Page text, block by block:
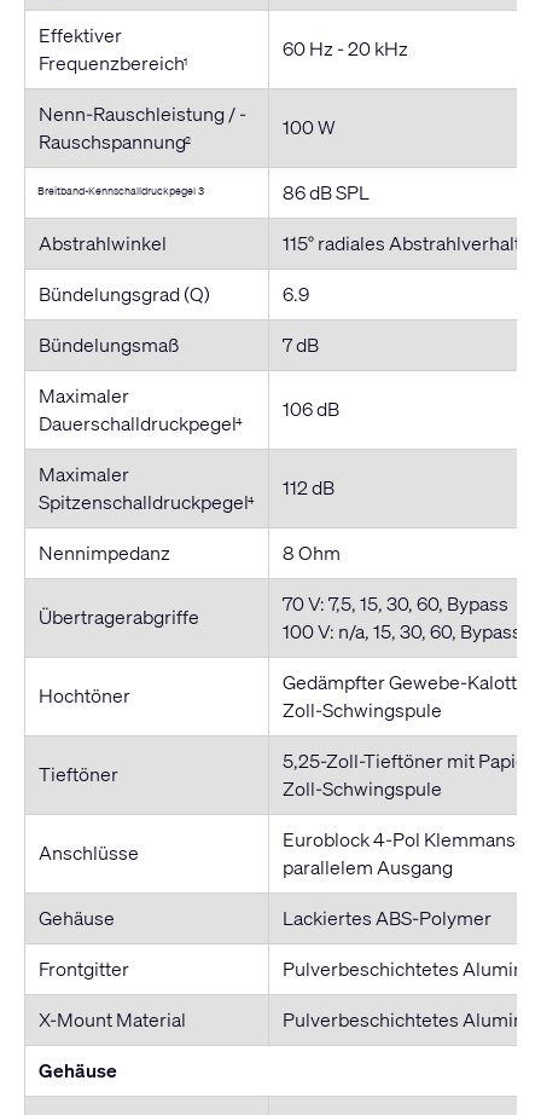
Effektiver
Frequenzbereich1 60 Hz - 20 kHz
Nenn-Rauschleistung / -
Rauschspannung2 100 W
Breitband-Kennschalldruckpegel 3
86 dB SPL
Abstrahlwinkel
115° radiales
Bündelungsgrad (Q)
6.9
Bündelungsmaß
7 dB
Maximaler
Dauerschalldruckpegel4 106 dB
Maximaler
Spitzenschalldruckpegel4 112 dB
Nennimpedanz 8 Ohm
Übertragerabgriffe
70 V: 7,5, 15, 30, 60, Bypass
100 V: n/a, 15, 30, 60, Bypass
Hochtöner
Gedämpfter Gewebe-
Zoll-Schwingspule
Tieftöner
5,25-Zoll-Tieftöner mit
Zoll-Schwingspule
Anschlüsse
Euroblock 4-Pol
parallelem Ausgang
Gehäuse
Lackiertes ABS-Polymer
Frontgitter
Pulverbeschichtetes
X-Mount Material
Pulverbeschichtetes
Gehäuse